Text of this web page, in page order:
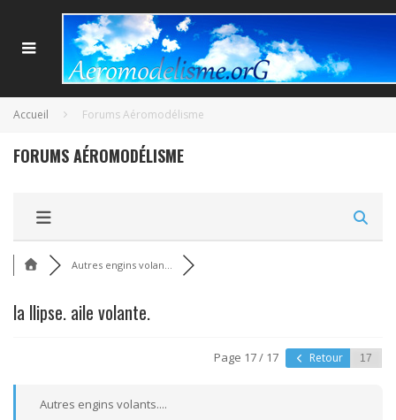
Accueil Forums Aéromodélisme
FORUMS AÉROMODÉLISME
Autres engins volan...
la llipse. aile volante.
Page 17 / 17 Retour
Autres engins volants....